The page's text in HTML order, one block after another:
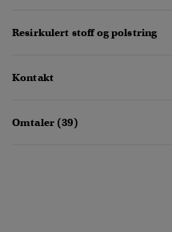
Resirkulert stoff og polstring
Kontakt
Omtaler (39)